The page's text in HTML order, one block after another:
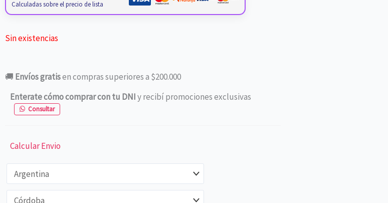
Calculadas sobre el precio de lista
Sin existencias
🚚 Envíos gratisen compras superiores a $200.000
Enterate cómo comprar con tu DNIy recibí promociones exclusivas
Consultar
Calcular Envio